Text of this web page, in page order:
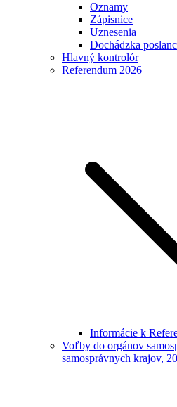
Oznamy
Zápisnice
Uznesenia
Dochádzka
Hlavný kontrolór
Referendum 2026
Informácie k
Voľby do orgánov
samosprávnych krajov,